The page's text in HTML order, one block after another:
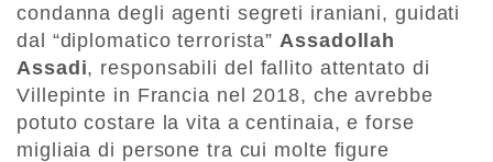
condanna degli agenti segreti iraniani, guidati
dal “diplomatico terrorista” Assadollah
Assadi, responsabili del fallito attentato di
Villepinte in Francia nel 2018, che avrebbe
potuto costare la vita a centinaia, e forse
migliaia di persone tra cui molte figure